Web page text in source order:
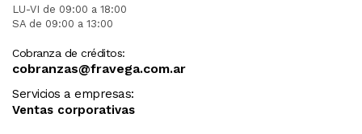
LU-VI de 09:00 a 18:00
SA de 09:00 a 13:00
Cobranza de créditos:
cobranzas@fravega.com.ar
Servicios a empresas:
Ventas corporativas